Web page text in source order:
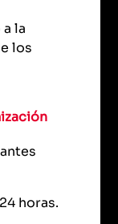
la
los
horas.